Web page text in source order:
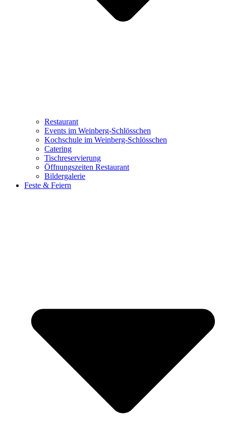
Restaurant
Events im Weinberg-Schlösschen
Kochschule im Weinberg-Schlösschen
Catering
Tischreservierung
Öffnungszeiten Restaurant
Bildergalerie
Feste & Feiern